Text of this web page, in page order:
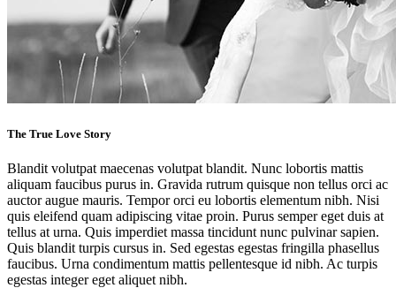
The True Love Story
Blandit volutpat maecenas volutpat blandit. Nunc lobortis mattis
aliquam faucibus purus in. Gravida rutrum quisque non tellus orci ac
auctor augue mauris. Tempor orci eu lobortis elementum nibh. Nisi
quis eleifend quam adipiscing vitae proin. Purus semper eget duis at
tellus at urna. Quis imperdiet massa tincidunt nunc pulvinar sapien.
Quis blandit turpis cursus in. Sed egestas egestas fringilla phasellus
faucibus. Urna condimentum mattis pellentesque id nibh. Ac turpis
egestas integer eget aliquet nibh.